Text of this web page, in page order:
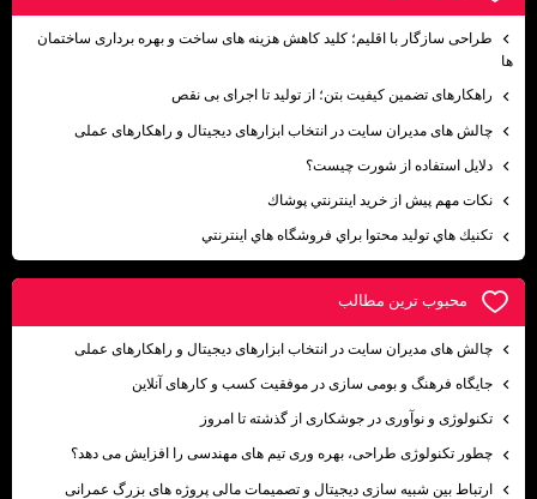
طراحی سازگار با اقلیم؛ کلید کاهش هزینه ‌های ساخت و بهره‌ برداری ساختمان‌
راهکارهای تضمین کیفیت بتن؛ از تولید تا اجرای بی نقص
چالش های مدیران سایت در انتخاب ابزارهای دیجیتال و راهکارهای عملی
دلايل استفاده از شورت چيست؟
نكات مهم پيش از خريد اينترنتي پوشاك
تكنيك هاي توليد محتوا براي فروشگاه هاي اينترنتي
محبوب ترين مطالب
چالش های مدیران سایت در انتخاب ابزارهای دیجیتال و راهکارهای عملی
جایگاه فرهنگ و بومی ‌سازی در موفقیت کسب ‌و کارهای آنلاین
تکنولوژی و نوآوری در جوشکاری از گذشته تا امروز
چطور تکنولوژی طراحی، بهره وری تیم های مهندسی را افزایش می دهد؟
ارتباط بین شبیه سازی دیجیتال و تصمیمات مالی پروژه های بزرگ عمرانی